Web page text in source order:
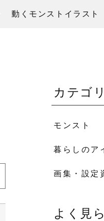
動くモンストイラスト
カテゴ
モンスト
暮らしのア
画集・設定
よく見